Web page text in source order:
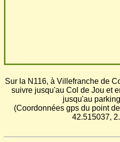
Sur la N116, à Villefranche de
suivre jusqu'au Col de Jou et
jusqu'au
(Coordonnées gps du point
42.515037,